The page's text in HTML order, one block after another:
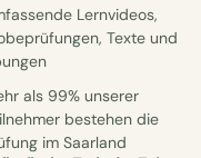
Lernvideos,
Texte und
als 99% unserer
bestehen die
im Saarland